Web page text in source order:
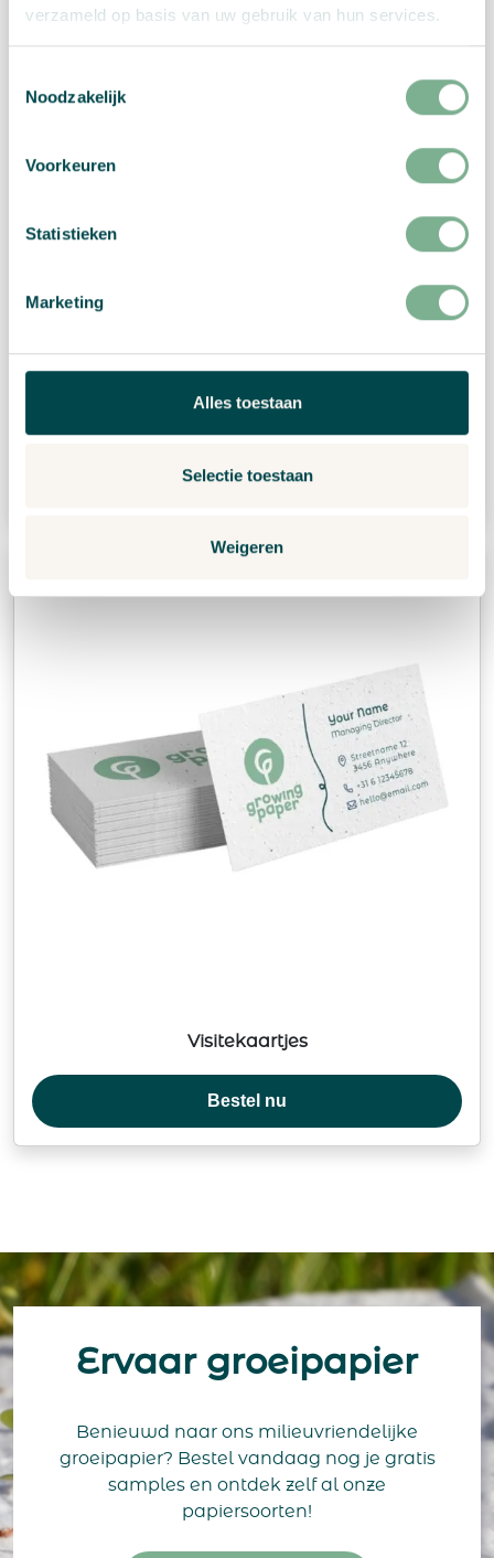
verzameld op basis van uw gebruik van hun services.
Noodzakelijk
Voorkeuren
Statistieken
Marketing
Alles toestaan
Selectie toestaan
Weigeren
Cirkels
Bestel nu
Visitekaartjes
Bestel nu
Ervaar groeipapier
Benieuwd naar ons milieuvriendelijke
groeipapier? Bestel vandaag nog je gratis
samples en ontdek zelf al onze
papiersoorten!